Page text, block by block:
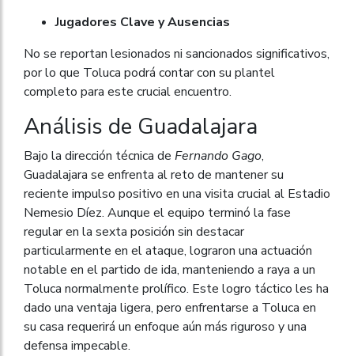
Jugadores Clave y Ausencias
No se reportan lesionados ni sancionados significativos,
por lo que Toluca podrá contar con su plantel
completo para este crucial encuentro.
Análisis de Guadalajara
Bajo la dirección técnica de Fernando Gago,
Guadalajara se enfrenta al reto de mantener su
reciente impulso positivo en una visita crucial al Estadio
Nemesio Díez. Aunque el equipo terminó la fase
regular en la sexta posición sin destacar
particularmente en el ataque, lograron una actuación
notable en el partido de ida, manteniendo a raya a un
Toluca normalmente prolífico. Este logro táctico les ha
dado una ventaja ligera, pero enfrentarse a Toluca en
su casa requerirá un enfoque aún más riguroso y una
defensa impecable.